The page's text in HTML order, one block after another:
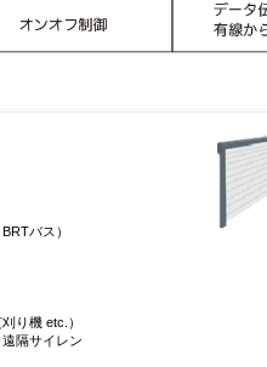
バス）
り機 etc.）
隔サイレン